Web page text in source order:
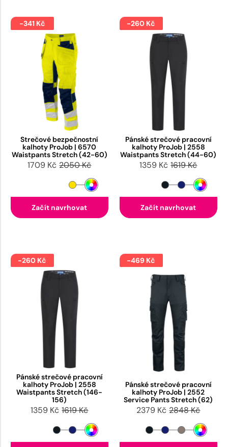
-341 Kč
Strečové bezpečnostní
kalhoty ProJob | 6570
Waistpants Stretch (42-60)
1709 Kč 2050 Kč
Začít navrhovat
-260 Kč
Pánské strečové pracovní
kalhoty ProJob | 2558
Waistpants Stretch (44-60)
1359 Kč 1619 Kč
Začít navrhovat
-260 Kč
Pánské strečové pracovní
kalhoty ProJob | 2558
Waistpants Stretch (146-
156)
1359 Kč 1619 Kč
-469 Kč
Pánské strečové pracovní
kalhoty ProJob | 2552
Service Pants Stretch (62)
2379 Kč 2848 Kč